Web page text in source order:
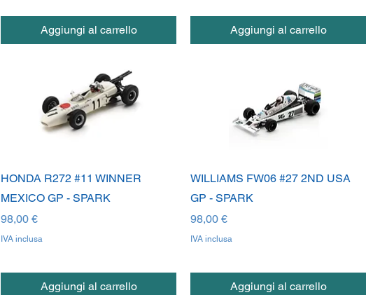
Aggiungi al carrello Aggiungi al carrello
HONDA R272 #11 WINNER
MEXICO GP - SPARK
Prezzo
98,00 €
IVA inclusa
Aggiungi al carrello
WILLIAMS FW06 #27 2ND USA
GP - SPARK
Prezzo
98,00 €
IVA inclusa
Aggiungi al carrello